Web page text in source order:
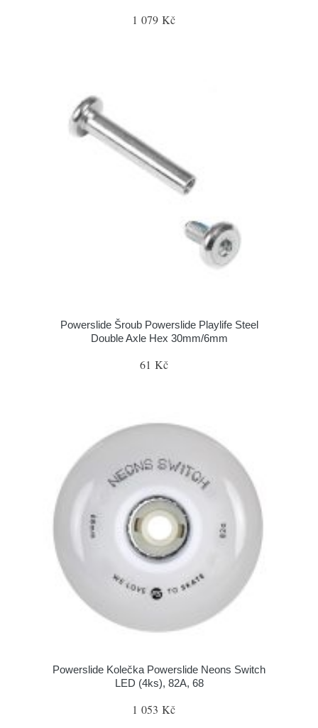
1 079 Kč
Powerslide Šroub Powerslide Playlife Steel
Double Axle Hex 30mm/6mm
61 Kč
Powerslide Kolečka Powerslide Neons Switch
LED (4ks), 82A, 68
1 053 Kč